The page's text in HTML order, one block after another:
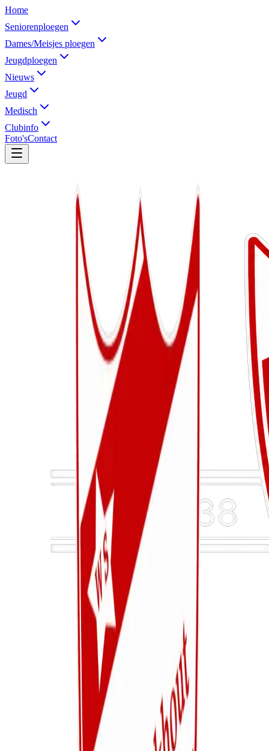
Home
Seniorenploegen
Dames/Meisjes ploegen
Jeugdploegen
Nieuws
Jeugd
Medisch
Clubinfo
Foto'sContact